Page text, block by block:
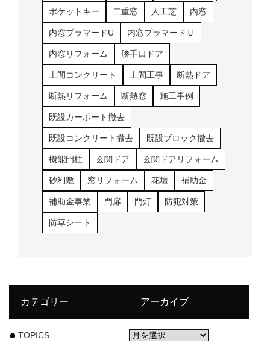
ポケットキー 二重窓 人工芝 内窓
内窓プラマードU 内窓プラマードＵ
内窓リフォーム 勝手口ドア
土間コンクリート 土間工事 断熱ドア
断熱リフォーム 断熱窓 施工事例
既設カーポート撤去
既設コンクリート撤去 既設ブロック撤去
機能門柱 玄関ドア 玄関ドアリフォーム
砂利敷 窓リフォーム 花壇 補助金
補助金事業 門扉 門灯 防犯対策
防草シート
カテゴリー
TOPICS
アーカイブ